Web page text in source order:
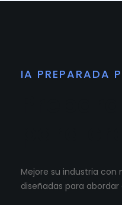
IA PREPARADA
Mejore su industria con
diseñadas para